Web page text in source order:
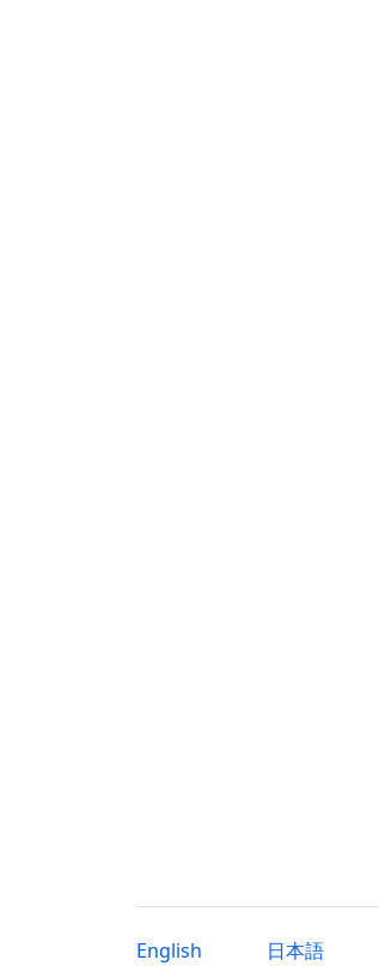
English 日本語